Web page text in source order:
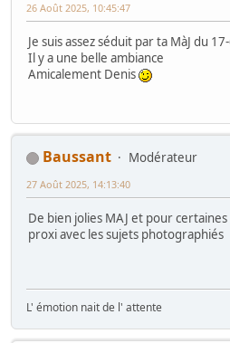
26 Août 2025, 10:45:47
Je suis assez séduit par ta MàJ du
Il y a une belle ambiance
Amicalement Denis
Baussant
Modérateur
27 Août 2025, 14:13:40
De bien jolies MAJ et pour
proxi avec les sujets photographiés
L' émotion nait de l' attente